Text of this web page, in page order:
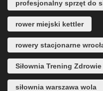
profesjonalny sprzęt do
rower miejski kettler
rowery stacjonarne
Siłownia Trening Zdrowie
siłownia warszawa wola